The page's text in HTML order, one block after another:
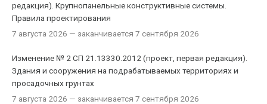
редакция). Крупнопанельные конструктивные системы.
Правила проектирования
7 августа 2026 — заканчивается 7 сентября 2026
Изменение № 2 СП 21.13330.2012 (проект, первая редакция).
Здания и сооружения на подрабатываемых территориях и
просадочных грунтах
7 августа 2026 — заканчивается 7 сентября 2026